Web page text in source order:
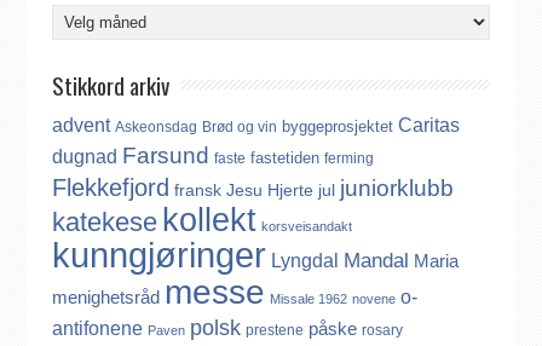
Arkiv
Stikkord arkiv
advent Askeonsdag Brød og vin byggeprosjektet Caritas
dugnad Farsund faste fastetiden ferming
Flekkefjord fransk Jesu Hjerte jul juniorklubb
katekese kollekt korsveisandakt
kunngjøringer Lyngdal Mandal Maria
menighetsråd messe Missale 1962 novene o-
antifonene Paven polsk prestene påske rosary